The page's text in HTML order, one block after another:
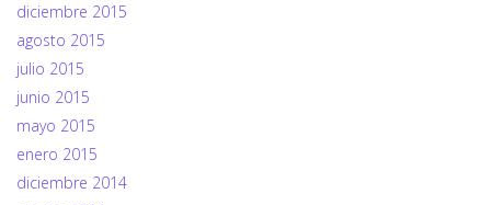
diciembre 2015
agosto 2015
julio 2015
junio 2015
mayo 2015
enero 2015
diciembre 2014